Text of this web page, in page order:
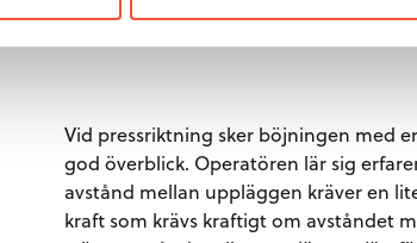
Vid pressriktning sker böjningen med
god överblick. Operatören lär sig
avstånd mellan uppläggen kräver en
kraft som krävs kraftigt om avståndet